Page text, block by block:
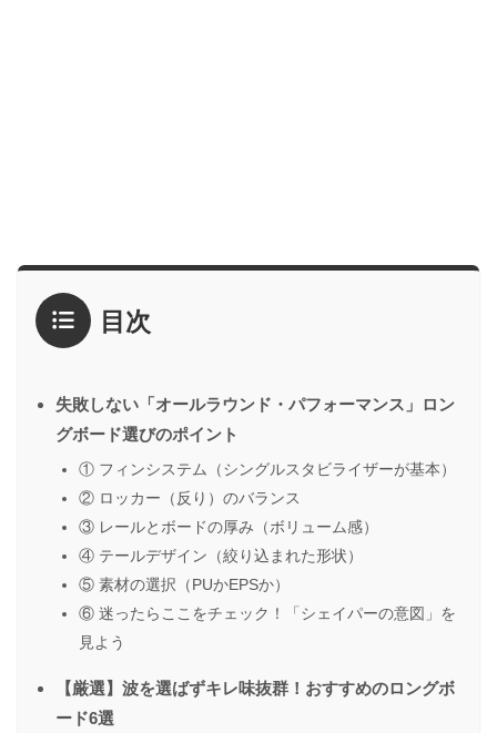
目次
失敗しない「オールラウンド・パフォーマンス」ロン
グボード選びのポイント
① フィンシステム（シングルスタビライザーが基本）
② ロッカー（反り）のバランス
③ レールとボードの厚み（ボリューム感）
④ テールデザイン（絞り込まれた形状）
⑤ 素材の選択（PUかEPSか）
⑥ 迷ったらここをチェック！「シェイパーの意図」を
見よう
【厳選】波を選ばずキレ味抜群！おすすめのロングボ
ード6選